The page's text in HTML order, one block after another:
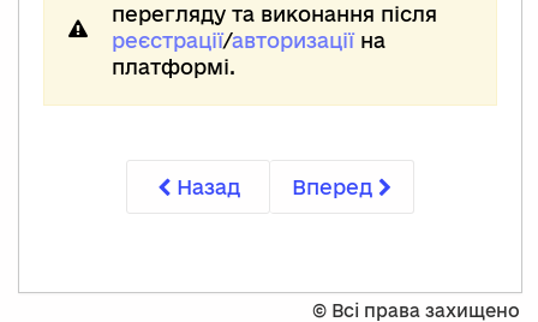
перегляду та виконання після
реєстрації/авторизаціїна
платформі.
Назад Вперед
© Всі права захищено